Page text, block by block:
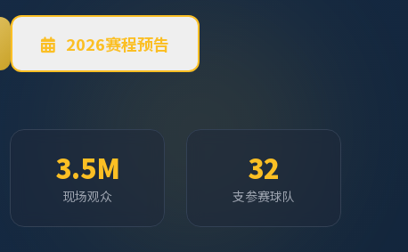
2026赛程预告
3.5M
现场观众
32
支参赛球队